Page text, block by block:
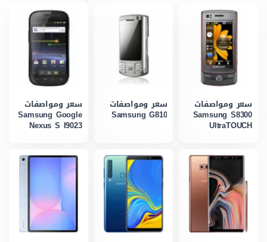
سعر ومواصفات
Samsung S8300
UltraTOUCH
سعر ومواصفات
Samsung G810
سعر ومواصفات
Samsung Google
Nexus S I9023